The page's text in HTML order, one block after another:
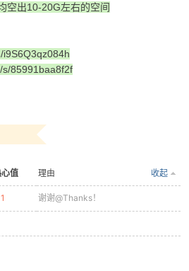
空出10-20G左右的空间
i9S6Q3qz084h
85991baa8f2f
值 收起
理由
谢谢@Thanks！